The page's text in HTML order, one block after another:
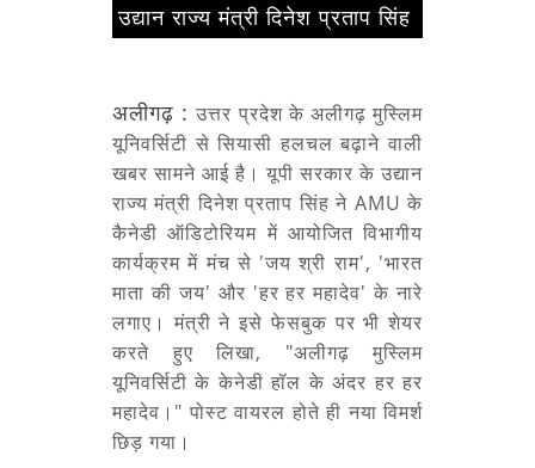
उद्यान राज्य मंत्री दिनेश प्रताप सिंह
अलीगढ़ :उत्तर प्रदेश के अलीगढ़ मुस्लिम
यूनिवर्सिटी से सियासी हलचल बढ़ाने वाली
खबर सामने आई है। यूपी सरकार के उद्यान
राज्य मंत्री दिनेश प्रताप सिंह ने AMU के
कैनेडी ऑडिटोरियम में आयोजित विभागीय
कार्यक्रम में मंच से 'जय श्री राम', 'भारत
माता की जय' और 'हर हर महादेव' के नारे
लगाए। मंत्री ने इसे फेसबुक पर भी शेयर
करते हुए लिखा, "अलीगढ़ मुस्लिम
यूनिवर्सिटी के केनेडी हॉल के अंदर हर हर
महादेव।" पोस्ट वायरल होते ही नया विमर्श
छिड़ गया।